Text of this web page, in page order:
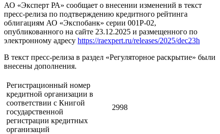
АО «Эксперт РА» сообщает о внесении изменений в текст
пресс-релиза по подтверждению кредитного рейтинга
облигациям АО «Экспобанк» серии 001P-02,
опубликованного на сайте 23.12.2025 и размещенного по
электронному адресу https://raexpert.ru/releases/2025/dec23h
В текст пресс-релиза в раздел «Регуляторное раскрытие» были
внесены дополнения.
Регистрационный номер
кредитной организации в
соответствии с Книгой
государственной
регистрации кредитных
организаций
2998